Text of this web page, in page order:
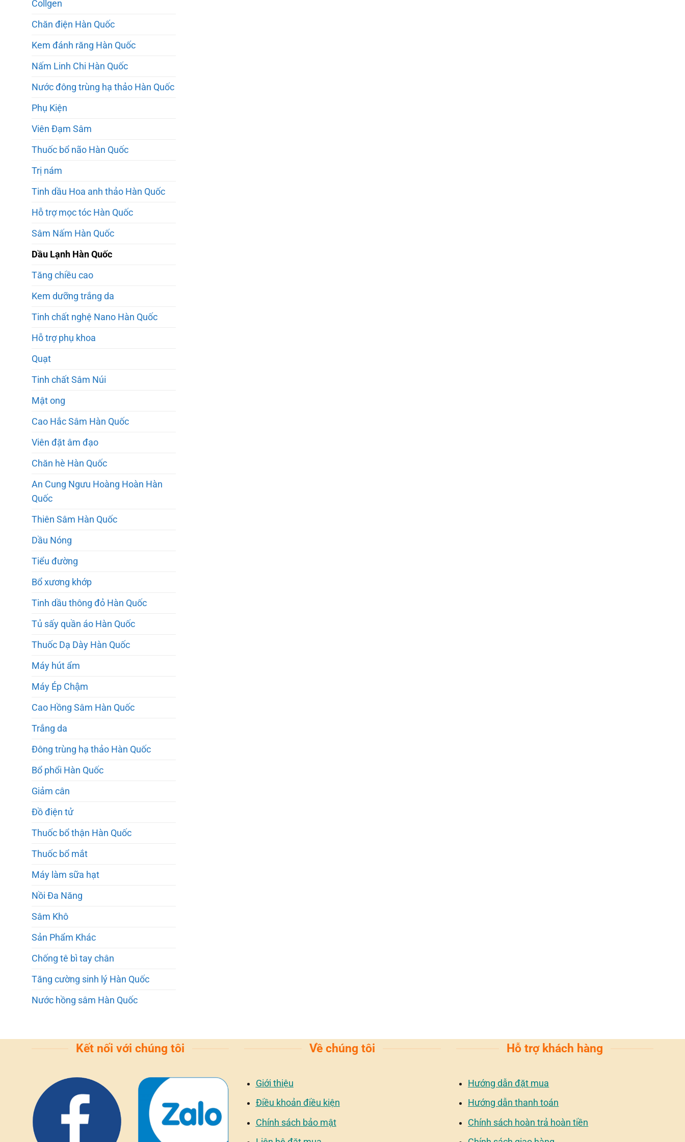
Collgen
Chăn điện Hàn Quốc
Kem đánh răng Hàn Quốc
Nấm Linh Chi Hàn Quốc
Nước đông trùng hạ thảo Hàn Quốc
Phụ Kiện
Viên Đạm Sâm
Thuốc bổ não Hàn Quốc
Trị nám
Tinh dầu Hoa anh thảo Hàn Quốc
Hỗ trợ mọc tóc Hàn Quốc
Sâm Nấm Hàn Quốc
Dầu Lạnh Hàn Quốc
Tăng chiều cao
Kem dưỡng trắng da
Tinh chất nghệ Nano Hàn Quốc
Hỗ trợ phụ khoa
Quạt
Tinh chất Sâm Núi
Mật ong
Cao Hắc Sâm Hàn Quốc
Viên đặt âm đạo
Chăn hè Hàn Quốc
An Cung Ngưu Hoàng Hoàn Hàn
Quốc
Thiên Sâm Hàn Quốc
Dầu Nóng
Tiểu đường
Bổ xương khớp
Tinh dầu thông đỏ Hàn Quốc
Tủ sấy quần áo Hàn Quốc
Thuốc Dạ Dày Hàn Quốc
Máy hút ẩm
Máy Ép Chậm
Cao Hồng Sâm Hàn Quốc
Trắng da
Đông trùng hạ thảo Hàn Quốc
Bổ phổi Hàn Quốc
Giảm cân
Đồ điện tử
Thuốc bổ thận Hàn Quốc
Thuốc bổ mắt
Máy làm sữa hạt
Nồi Đa Năng
Sâm Khô
Sản Phẩm Khác
Chống tê bì tay chân
Tăng cường sinh lý Hàn Quốc
Nước hồng sâm Hàn Quốc
Kết nối với chúng tôi Về chúng tôi
Giới thiệu
Điều khoản điều kiện
Chính sách bảo mật
Hỗ trợ khách hàng
Hướng dẫn đặt mua
Hướng dẫn thanh toán
Chính sách hoàn trả hoàn tiền